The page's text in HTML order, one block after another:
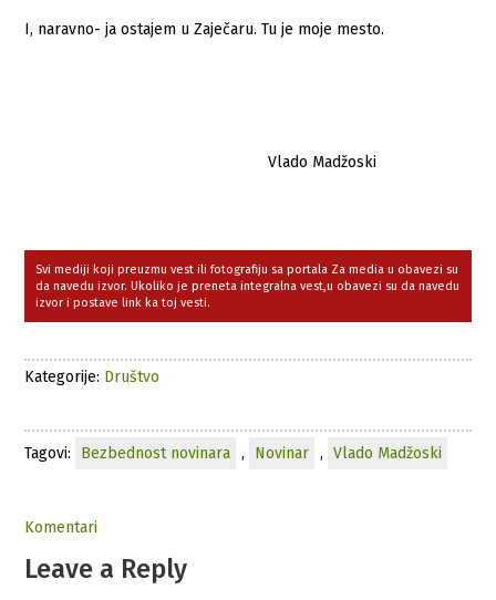
I, naravno- ja ostajem u Zaječaru. Tu je moje mesto.
Vlado Madžoski
Svi mediji koji preuzmu vest ili fotografiju sa portala Za media u obavezi su
da navedu izvor. Ukoliko je preneta integralna vest,u obavezi su da navedu
izvor i postave link ka toj vesti.
Kategorije: Društvo
Tagovi: Bezbednost novinara , Novinar , Vlado Madžoski
Komentari
Leave a Reply